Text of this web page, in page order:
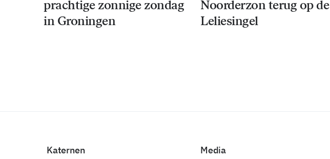
prachtige zonnige zondag
in Groningen
Noorderzon terug op de
Leliesingel
Katernen
Media